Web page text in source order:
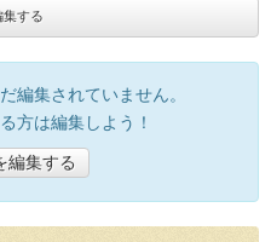
集する
編集されていません。
方は編集しよう！
編集する